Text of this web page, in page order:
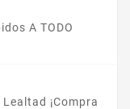
A TODO
¡compra